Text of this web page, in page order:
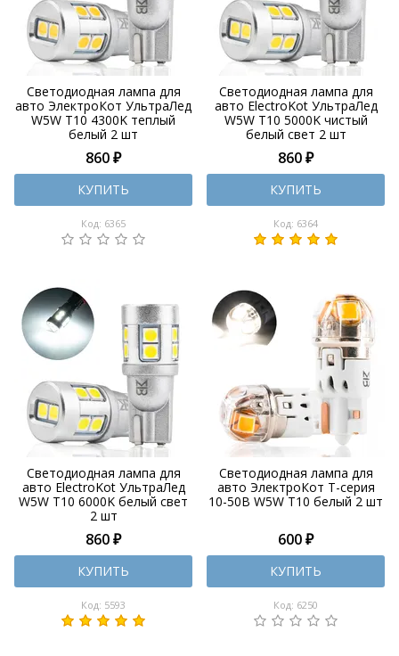
Светодиодная лампа для
авто ЭлектроКот УльтраЛед
W5W T10 4300K теплый
белый 2 шт
860 ₽
КУПИТЬ
Код: 6365
Светодиодная лампа для
авто ElectroKot УльтраЛед
W5W T10 5000K чистый
белый свет 2 шт
860 ₽
КУПИТЬ
Код: 6364
Светодиодная лампа для
авто ElectroKot УльтраЛед
W5W T10 6000K белый свет
2 шт
860 ₽
КУПИТЬ
Код: 5593
Светодиодная лампа для
авто ЭлектроКот Т-серия
10-50В W5W T10 белый 2 шт
600 ₽
КУПИТЬ
Код: 6250